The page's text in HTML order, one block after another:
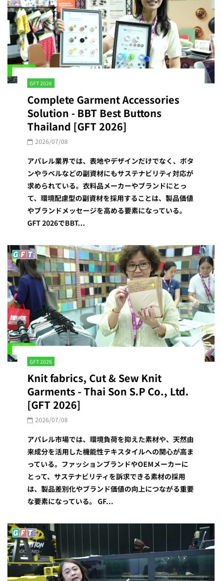
GFT 2026
Complete Garment Accessories
Solution - BBT Best Buttons
Thailand [GFT 2026]
2026/07/08
アパレル業界では、表地やデザインだけでなく、ボタ
ンやラベルなどの副資材にもサステナビリティ対応が
求められている。衣料品メーカーやブランドにとっ
て、環境配慮型の副資材を採用することは、製品価値
やブランドメッセージを高める要素になっている。
GFT 2026でBBT...
GFT 2026
Knit fabrics, Cut & Sew Knit
Garments - Thai Son S.P Co., Ltd.
[GFT 2026]
2026/07/08
アパレル市場では、環境負荷を抑えた素材や、天然由
来成分を活用した機能性テキスタイルへの関心が高ま
っている。ファッションブランドやOEMメーカーに
とって、サステナビリティを訴求できる素材の採用
は、製品差別化やブランド価値の向上につながる重要
な要素になっている。 GF...